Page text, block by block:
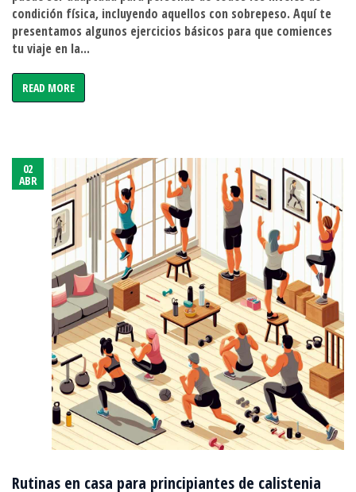
condición física, incluyendo aquellos con sobrepeso. Aquí te
presentamos algunos ejercicios básicos para que comiences
tu viaje en la...
READ MORE
02
ABR
Rutinas en casa para principiantes de calistenia